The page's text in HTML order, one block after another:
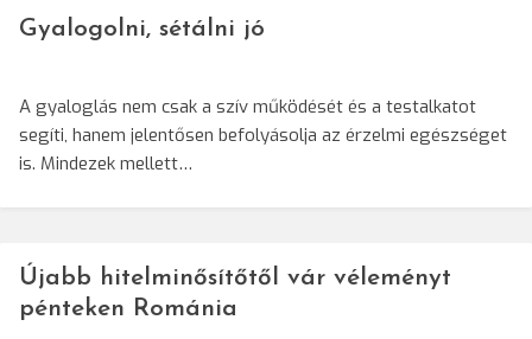
Gyalogolni, sétálni jó
A gyaloglás nem csak a szív működését és a testalkatot
segíti, hanem jelentősen befolyásolja az érzelmi egészséget
is. Mindezek mellett…
Újabb hitelminősítőtől vár véleményt
pénteken Románia